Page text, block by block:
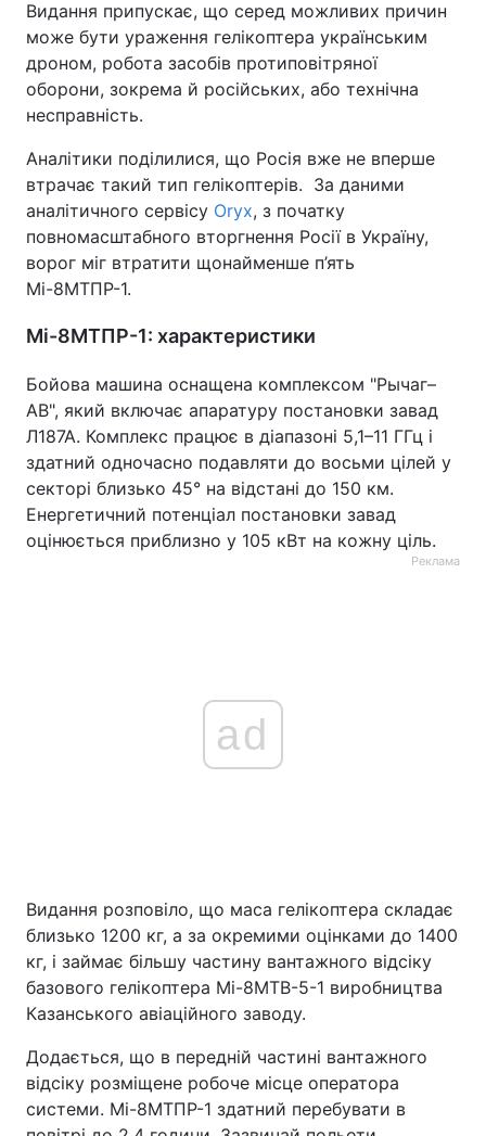
Видання припускає, що серед можливих причин
може бути ураження гелікоптера українським
дроном, робота засобів протиповітряної
оборони, зокрема й російських, або технічна
несправність.
Аналітики поділилися, що Росія вже не вперше
втрачає такий тип гелікоптерів. За даними
аналітичного сервісу Oryx, з початку
повномасштабного вторгнення Росії в Україну,
ворог міг втратити щонайменше п’ять
Мі-8МТПР-1.
Мі-8МТПР-1: характеристики
Бойова машина оснащена комплексом "Рычаг–
АВ", який включає апаратуру постановки завад
Л187А. Комплекс працює в діапазоні 5,1–11 ГГц і
здатний одночасно подавляти до восьми цілей у
секторі близько 45° на відстані до 150 км.
Енергетичний потенціал постановки завад
оцінюється приблизно у 105 кВт на кожну ціль.
Реклама
ad
Видання розповіло, що маса гелікоптера складає
близько 1200 кг, а за окремими оцінками до 1400
кг, і займає більшу частину вантажного відсіку
базового гелікоптера Мі-8МТВ-5-1 виробництва
Казанського авіаційного заводу.
Додається, що в передній частині вантажного
відсіку розміщене робоче місце оператора
системи. Мі-8МТПР-1 здатний перебувати в